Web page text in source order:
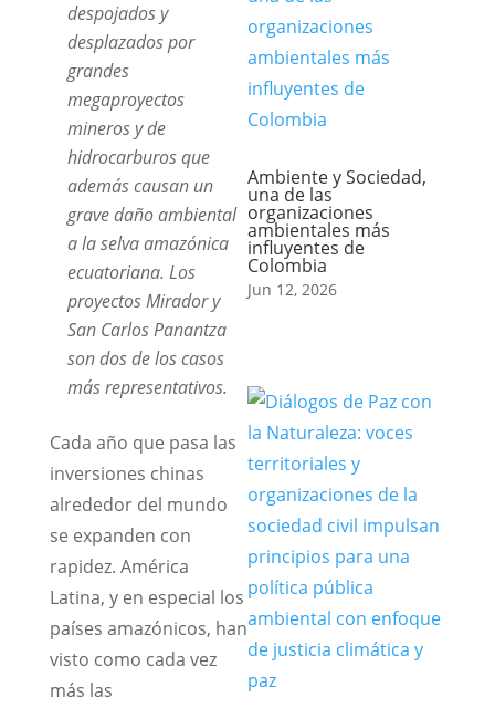
despojados y
desplazados por
grandes
megaproyectos
mineros y de
hidrocarburos que
además causan un
grave daño ambiental
a la selva amazónica
ecuatoriana. Los
proyectos Mirador y
San Carlos Panantza
son dos de los casos
más representativos.
Cada año que pasa las
inversiones chinas
alrededor del mundo
se expanden con
rapidez. América
Latina, y en especial los
países amazónicos, han
visto como cada vez
más las
Ambiente y Sociedad,
una de las
organizaciones
ambientales más
influyentes de
Colombia
Jun 12, 2026